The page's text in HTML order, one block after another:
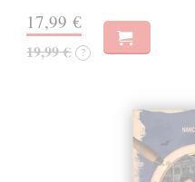
17,99 €
19,99 € ?